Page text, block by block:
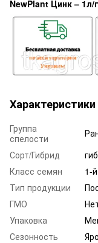
NewPlant Цинк – 1л/
Характеристики
Группа
спелости
Сорт/Гибрид
Класс семян
1-
Тип продукции
ГМО
Упаковка
Сезонность